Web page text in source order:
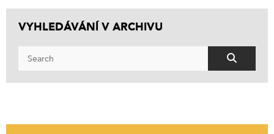
VYHLEDÁVÁNÍ V ARCHIVU